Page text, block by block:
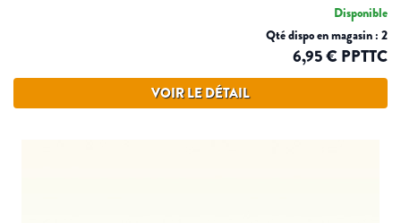
Disponible
Qté dispo en magasin : 2
6,95 € PPTTC
VOIR LE DÉTAIL